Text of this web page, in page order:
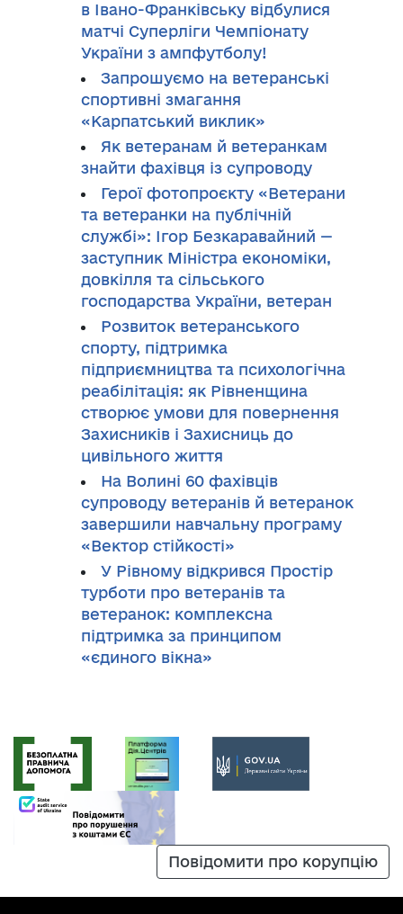
в Івано-Франківську відбулися
матчі Суперліги Чемпіонату
України з ампфутболу!
Запрошуємо на ветеранські
спортивні змагання
«Карпатський виклик»
Як ветеранам й ветеранкам
знайти фахівця із супроводу
Герої фотопроєкту «Ветерани
та ветеранки на публічній
службі»: Ігор Безкаравайний —
заступник Міністра економіки,
довкілля та сільського
господарства України, ветеран
Розвиток ветеранського
спорту, підтримка
підприємництва та психологічна
реабілітація: як Рівненщина
створює умови для повернення
Захисників і Захисниць до
цивільного життя
На Волині 60 фахівців
супроводу ветеранів й ветеранок
завершили навчальну програму
«Вектор стійкості»
У Рівному відкрився Простір
турботи про ветеранів та
ветеранок: комплексна
підтримка за принципом
«єдиного вікна»
Повідомити про корупцію